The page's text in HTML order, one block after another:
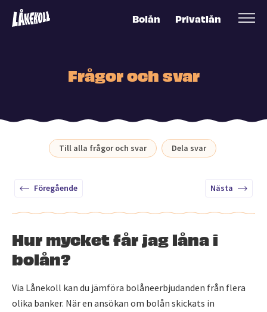
Bolån Privatlån
Frågor och svar
Till alla frågor och svar Dela svar
Föregående Nästa
Hur mycket får jag låna i
bolån?
Via Lånekoll kan du jämföra bolåneerbjudanden från flera
olika banker. När en ansökan om bolån skickats in